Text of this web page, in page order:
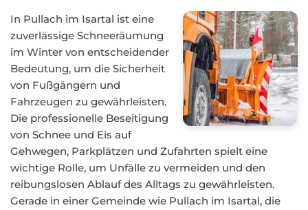
In Pullach im Isartal ist eine
zuverlässige Schneeräumung
im Winter von entscheidender
Bedeutung, um die Sicherheit
von Fußgängern und
Fahrzeugen zu gewährleisten.
Die professionelle Beseitigung
von Schnee und Eis auf
Gehwegen, Parkplätzen und Zufahrten spielt eine
wichtige Rolle, um Unfälle zu vermeiden und den
reibungslosen Ablauf des Alltags zu gewährleisten.
Gerade in einer Gemeinde wie Pullach im Isartal, die